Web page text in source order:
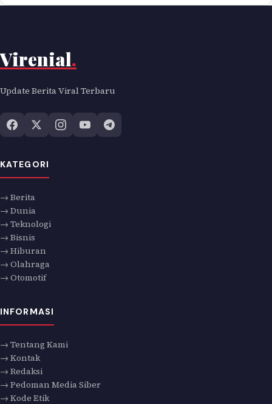
Virenial.
Update Berita Viral Terbaru
KATEGORI
→ Berita
→ Dunia
→ Teknologi
→ Bisnis
→ Hiburan
→ Olahraga
→ Otomotif
INFORMASI
→ Tentang Kami
→ Kontak
→ Redaksi
→ Pedoman Media Siber
→ Kode Etik